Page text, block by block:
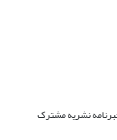
نشریه مشترک